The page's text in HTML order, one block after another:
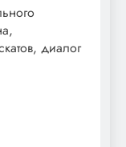
диалог